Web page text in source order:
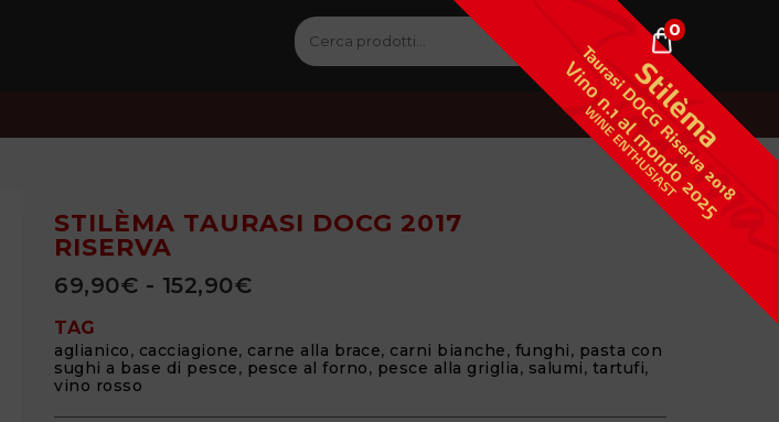
0
Cerca:
Cerca
STILÈMA TAURASI DOCG 2017
RISERVA
69,90€ - 152,90€
TAG
aglianico, cacciagione, carne alla brace, carni bianche, funghi, pasta con
sughi a base di pesce, pesce al forno, pesce alla griglia, salumi, tartufi,
vino rosso